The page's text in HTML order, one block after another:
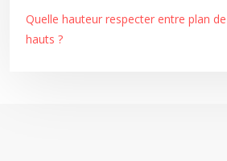
Quelle hauteur respecter entre plan
hauts ?